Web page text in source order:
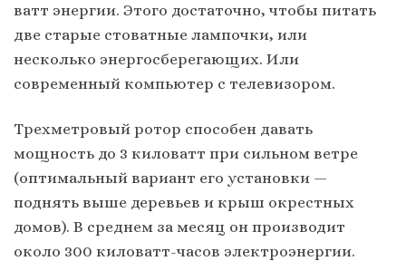
ватт энергии. Этого достаточно, чтобы питать
две старые стоватные лампочки, или
несколько энергосберегающих. Или
современный компьютер с телевизором.
Трехметровый ротор способен давать
мощность до 3 киловатт при сильном ветре
(оптимальный вариант его установки —
поднять выше деревьев и крыш окрестных
домов). В среднем за месяц он производит
около 300 киловатт-часов электроэнергии.